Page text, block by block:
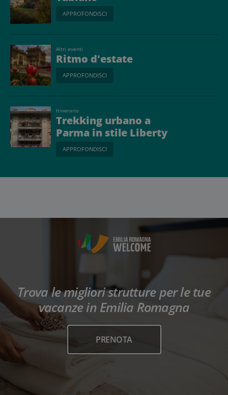
APPROFONDISCI
Altri eventi
Ritmo d'estate
APPROFONDISCI
Itinerario
Trekking urbano a
Parma in stile Liberty
APPROFONDISCI
Trova le migliori strutture per le tue
vacanze in Emilia Romagna
PRENOTA